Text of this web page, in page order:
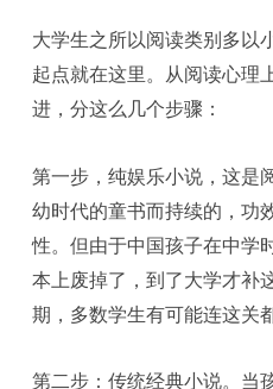
大学生之所以阅读类别多以
起点就在这里。从阅读心理
进，分这么几个步骤：
第一步，纯娱乐小说，这是
幼时代的童书而持续的，功
性。但由于中国孩子在中学
本上废掉了，到了大学才补
期，多数学生有可能连这关
第二步：传统经典小说。当